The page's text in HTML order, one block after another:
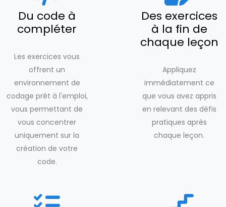
Du code à
compléter
Les exercices vous
offrent un
environnement de
codage prêt à l'emploi,
vous permettant de
vous concentrer
uniquement sur la
création de votre
code.
Des exercices
à la fin de
chaque leçon
Appliquez
immédiatement ce
que vous avez appris
en relevant des défis
pratiques après
chaque leçon.